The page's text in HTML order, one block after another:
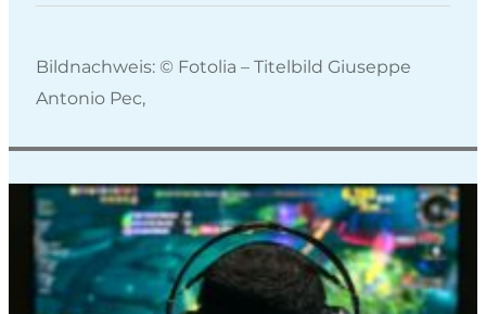
Bildnachweis: © Fotolia – Titelbild Giuseppe
Antonio Pec,